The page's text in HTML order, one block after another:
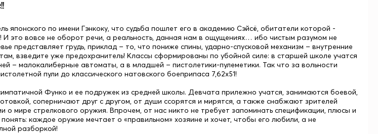
японского по имени Гэнкоку, что судьба пошлет его в академию Сэйсё, обитатели которой -
это вовсе не оборот речи, а реальность, данная нам в ощущениях… ибо чистым разумом не
представляет грудь, приклад – то, что пониже спины, ударно-спусковой механизм – внутренние
взведите уже предохранитель! Классы сформированы по убойной силе: в старшей школе учатся
– малокалиберные автоматы, а в младшей – пистолетики-пулеметики. Так что за вольности
пули до классического натовского боеприпаса 7,62х51!
Функо и ее подружек из средней школы. Девчата прилежно учатся, занимаются боевой,
соперничают друг с другом, от души ссорятся и мирятся, а также снабжают зрителей
мире стрелкового оружия. Впрочем, от нас никто не требует запоминать спецификации, плюсы и
каждое оружие мечтает о «правильном» хозяине и хочет, чтобы его любили, а не
разборкой!